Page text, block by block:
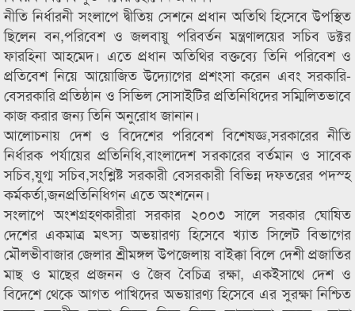
নীতি নির্ধারনী সংলাপে দ্বীতিয় সেশনে প্রধান অতিথি হিসেবে উপস্থিত
ছিলেন বন,পরিবেশ ও জলবায়ু পরিবর্তন মন্ত্রণালয়ের সচিব ডক্টর
ফারহিনা আহমেদ। এতে প্রধান অতিথির বক্তব্যে তিনি পরিবেশ ও
প্রতিবেশ নিয়ে আয়োজিত উদ্যোগের প্রশংসা করেন এবং সরকারি-
বেসরকারি প্রতিষ্ঠান ও সিভিল সোসাইটির প্রতিনিধিদের সম্মিলিতভাবে
কাজ করার জন্য তিনি অনুরোধ জানান।
আলোচনায় দেশ ও বিদেশের পরিবেশ বিশেষজ্ঞ,সরকারের নীতি
নির্ধারক পর্যায়ের প্রতিনিধি,বাংলাদেশ সরকারের বর্তমান ও সাবেক
সচিব,যুগ্ম সচিব,সংশ্লিষ্ট সরকারী বেসরকারী বিভিন্ন দফতরের পদস্হ
কর্মকর্তা,জনপ্রতিনিধিগন এতে অংশনেন।
সংলাপে অংশগ্রহণকারীরা সরকার ২০০৩ সালে সরকার ঘোষিত
দেশের একমাত্র মৎস্য অভয়ারণ্য হিসেবে খ্যাত সিলেট বিভাগের
মৌলভীবাজার জেলার শ্রীমঙ্গল উপজেলায় বাইক্কা বিলে দেশী প্রজাতির
মাছ ও মাছের প্রজনন ও জৈব বৈচিত্র রক্ষা, একইসাথে দেশ ও
বিদেশে থেকে আগত পাখিদের অভয়ারণ্য হিসেবে এর সুরক্ষা নিশ্চিত